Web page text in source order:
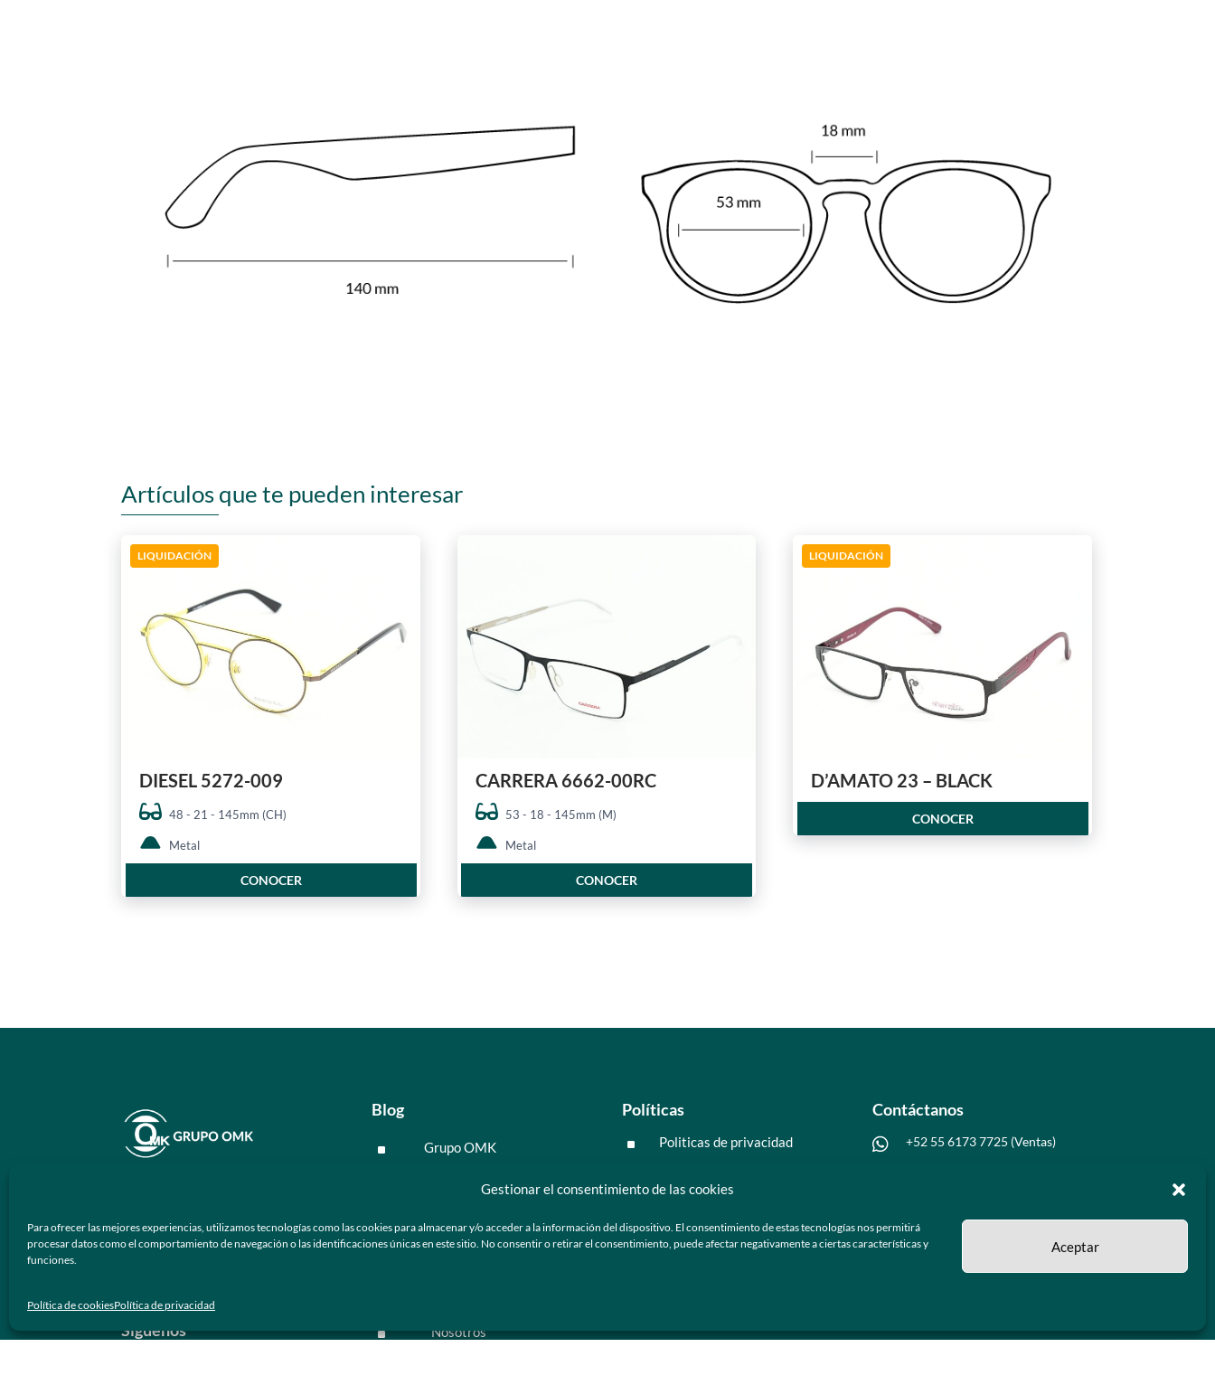
Gestionar el consentimiento de las cookies
Para ofrecer las mejores experiencias, utilizamos tecnologías como las cookies para almacenar y/o acceder a la información del dispositivo. El consentimiento de estas tecnologías nos permitirá
procesar datos como el comportamiento de navegación o las identificaciones únicas en este sitio. No consentir o retirar el consentimiento, puede afectar negativamente a ciertas características y
funciones.
Aceptar
Política de cookiesPolítica de privacidad
Artículos que te pueden interesar
LIQUIDACIÓN
DIESEL 5272-009
48 - 21 - 145mm (CH)
Metal
CONOCER
CARRERA 6662-00RC
53 - 18 - 145mm (M)
Metal
CONOCER
LIQUIDACIÓN
D’AMATO 23 – BLACK
CONOCER
ópticos y lentes de sol de calidad y
Síguenos
Blog
^ Grupo OMK
^ Tecnología
^ Nosotros
Políticas
^ Politicas de privacidad
Contáctanos
 +52 55 6173 7725 (Ventas)